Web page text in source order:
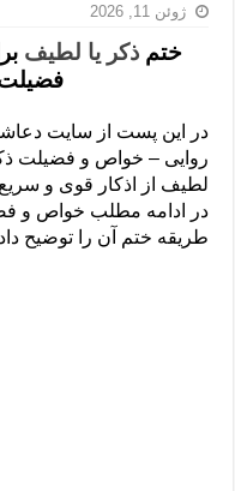
نماز حاجت برای کار
دعای رفع فقر و طلب رزق و
لا حول ولا قوة الا بالله
دعای قوی رفع ترس – دعای
دعا برای پولدار شدن در
ژوئن 11, 2026
ختم ذکر یا لطیف
در این پست از سایت
روایی – خواص و فضیلت
لطیف از اذکار قوی و
در ادامه مطلب خواص و
طریقه ختم آن را توضیح